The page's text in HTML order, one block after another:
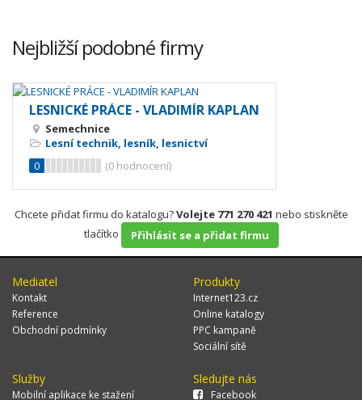
Nejbližší podobné firmy
LESNICKÉ PRÁCE - VLADIMÍR KAPLAN
Semechnice
Lesní technik, lesník, lesnictví
0
(0 hodnocení)
Chcete přidat firmu do katalogu?Volejte 771 270 421 nebo stiskněte
tlačítko
Přihlásit se a přidat firmu
Mediatel
Kontakt
Reference
Obchodní podmínky
Produkty
Internet123.cz
Online katalogy
PPC kampaně
Sociální sítě
Služby
Mobilní aplikace ke stažení
Sledujte nás
Facebook